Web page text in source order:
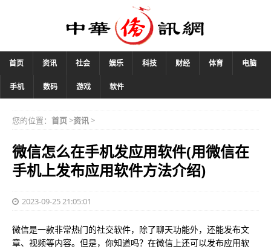
首页 资讯 社会 娱乐 科技 财经 体育 电脑
手机 数码 游戏 软件
您的位置： 首页>资讯>
微信怎么在手机发应用软件(用微信在
手机上发布应用软件方法介绍)
2023-09-25 21:05:01
微信是一款非常热门的社交软件，除了聊天功能外，还能发布文
章、视频等内容。但是，你知道吗？在微信上还可以发布应用软